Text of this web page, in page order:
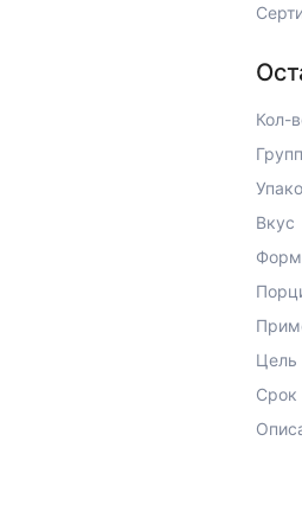
Кол-
Вкус
Цель
Срок